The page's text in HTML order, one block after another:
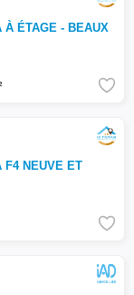
À ÉTAGE - BEAUX
F4 NEUVE ET